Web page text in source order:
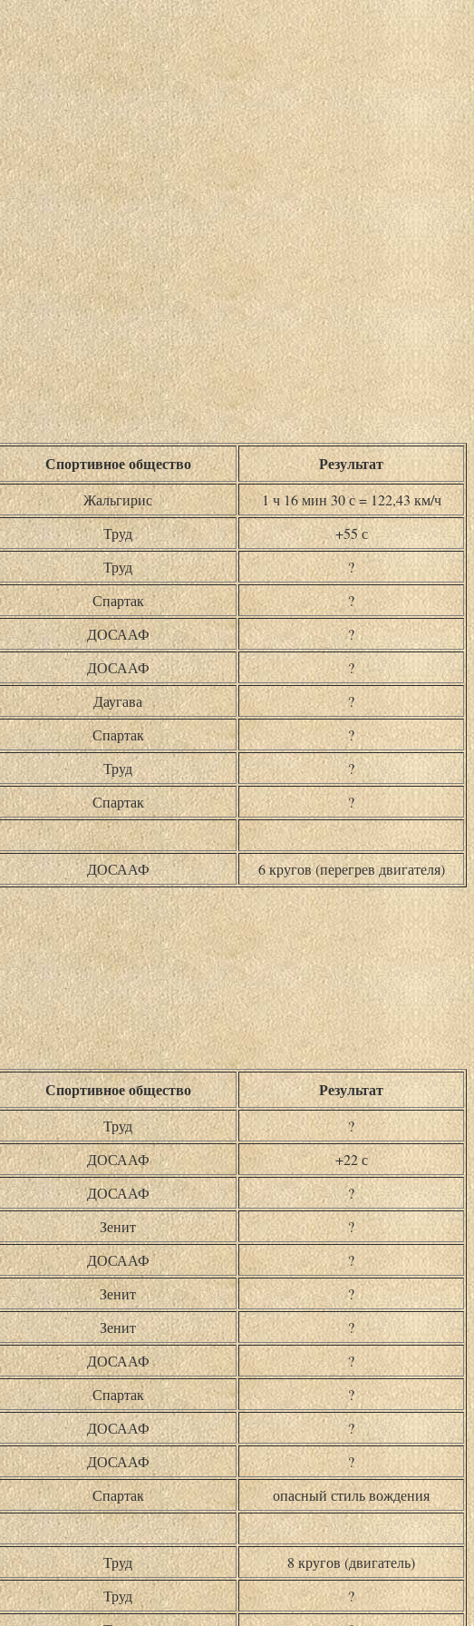
Спортивное общество Результат
Жальгирис
1 ч 16 мин 30 с = 122,43 км/ч
Труд
+55 с
Труд
?
Спартак
?
ДОСААФ
?
ДОСААФ
?
Даугава
?
Спартак
?
Труд
?
Спартак
?
ДОСААФ 6 кругов (перегрев двигателя)
Спортивное общество Результат
Труд
?
ДОСААФ
+22 с
ДОСААФ
?
Зенит
?
ДОСААФ
?
Зенит
?
Зенит
?
ДОСААФ
?
Спартак
?
ДОСААФ
?
ДОСААФ
?
Спартак
опасный стиль вождения
Труд
8 кругов (двигатель)
Труд
?